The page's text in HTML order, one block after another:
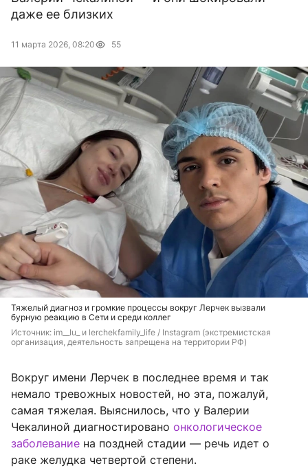
даже ее близких
11 марта 2026, 08:20 55
Тяжелый диагноз и громкие процессы вокруг Лерчек вызвали
бурную реакцию в Сети и среди коллег
Источник: im__lu_ и lerchekfamily_life / Instagram (экстремистская
организация, деятельность запрещена на территории РФ)
Вокруг имени Лерчек в последнее время и так
немало тревожных новостей, но эта, пожалуй,
самая тяжелая. Выяснилось, что у Валерии
Чекалиной диагностировано онкологическое
заболевание на поздней стадии — речь идет о
раке желудка четвертой степени.